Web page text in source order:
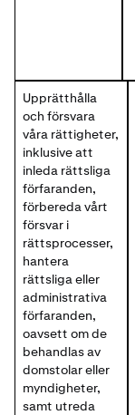
Upprätthålla
och försvara
våra rättigheter,
inklusive att
inleda rättsliga
förfaranden,
förbereda vårt
försvar i
rättsprocesser,
hantera
rättsliga eller
administrativa
förfaranden,
oavsett om de
behandlas av
domstolar eller
myndigheter,
samt utreda